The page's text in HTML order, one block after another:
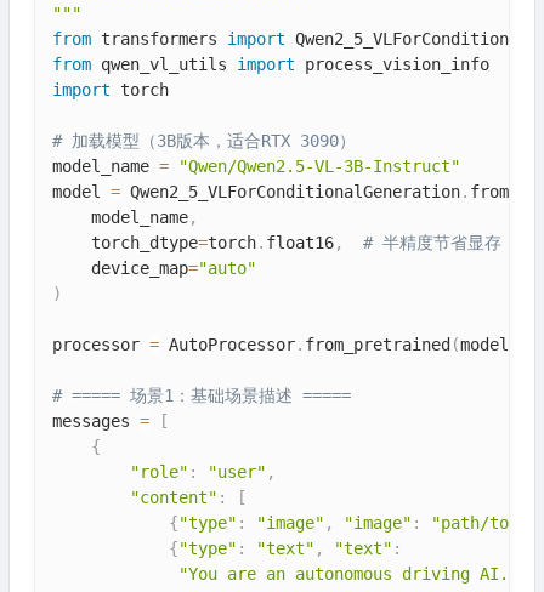
"""
from transformers import
from qwen_vl_utils import
import torch
# 加载模型（3B版本，适合RTX 3090）
model_name =
"Qwen/Qwen2.5-VL-3B-Instruct"
model = Qwen2_5_VLForConditionalGeneration.
    model_name
,
    torch_dtype
=torch. float16,
# 半精度节省显存
    device_map
="auto"
)
processor = AutoProcessor. from_pretrained (
# ===== 场景1：基础场景描述 =====
messages =
[
{
"role" : "user" ,
"content" :
[
{"type" : "image" , "image" :
"path/to/
{"type" : "text" , "text" :
"You are an autonomous driving AI. "